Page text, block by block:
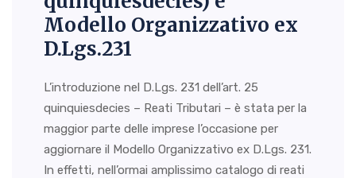
Modello Organizzativo ex
D.Lgs.231
L’introduzione nel D.Lgs. 231 dell’art. 25
quinquiesdecies – Reati Tributari – è stata per la
maggior parte delle imprese l’occasione per
aggiornare il Modello Organizzativo ex D.Lgs. 231.
In effetti, nell’ormai amplissimo catalogo di reati